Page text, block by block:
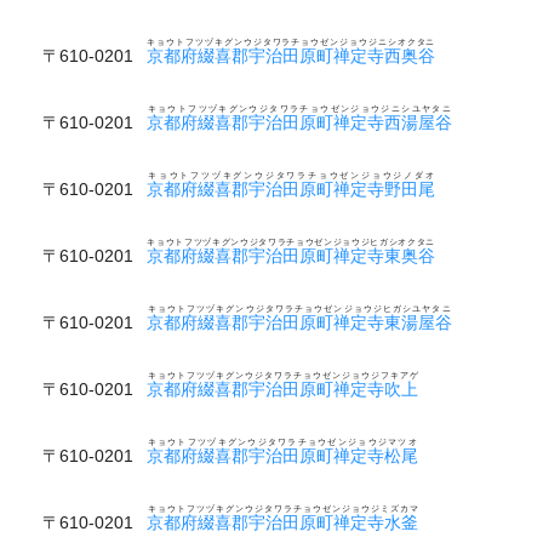
〒610-0201 京都府綴喜郡宇治田原町禅定寺西奥谷
キョウトフツヅキグンウジタワラチョウゼンジョウジニシオクタニ
〒610-0201 京都府綴喜郡宇治田原町禅定寺西湯屋谷
キョウトフツヅキグンウジタワラチョウゼンジョウジニシユヤタニ
〒610-0201 京都府綴喜郡宇治田原町禅定寺野田尾
キョウトフツヅキグンウジタワラチョウゼンジョウジノダオ
〒610-0201 京都府綴喜郡宇治田原町禅定寺東奥谷
キョウトフツヅキグンウジタワラチョウゼンジョウジヒガシオクタニ
〒610-0201 京都府綴喜郡宇治田原町禅定寺東湯屋谷
キョウトフツヅキグンウジタワラチョウゼンジョウジヒガシユヤタニ
〒610-0201 京都府綴喜郡宇治田原町禅定寺吹上
キョウトフツヅキグンウジタワラチョウゼンジョウジフキアゲ
〒610-0201 京都府綴喜郡宇治田原町禅定寺松尾
キョウトフツヅキグンウジタワラチョウゼンジョウジマツオ
〒610-0201 京都府綴喜郡宇治田原町禅定寺水釜
キョウトフツヅキグンウジタワラチョウゼンジョウジミズカマ